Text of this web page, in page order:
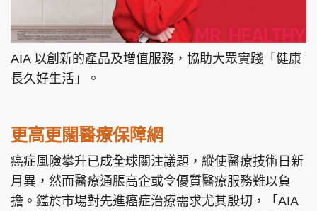
AIA 以創新的產品及增值服務，協助大眾實踐「健康
長久好生活」。
更高更闊醫療保障網
癌症風險攀升已成全球關注議題，縱使醫療技術日新
月異，然而醫療通脹高企或令優質醫療服務難以負
擔。鑑於市場對先進癌症治療需求尤其殷切，「AIA